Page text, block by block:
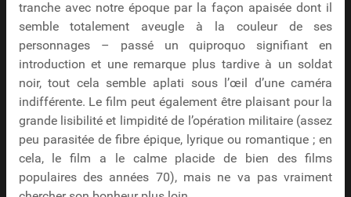
tranche avec notre époque par la façon apaisée dont il
semble totalement aveugle à la couleur de ses
personnages – passé un quiproquo signifiant en
introduction et une remarque plus tardive à un soldat
noir, tout cela semble aplati sous l’œil d’une caméra
indifférente. Le film peut également être plaisant pour la
grande lisibilité et limpidité de l’opération militaire (assez
peu parasitée de fibre épique, lyrique ou romantique ; en
cela, le film a le calme placide de bien des films
populaires des années 70), mais ne va pas vraiment